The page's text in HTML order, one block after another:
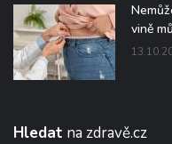
vině
Hledat na zdravě.cz